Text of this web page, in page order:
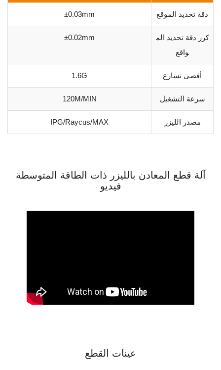
دقة تحديد الموقع ±0.03mm
كرر دقة تحديد الم
واقع
±0.02mm
أقصى تسارع 1.6G
سرعة التشغيل 120M/MIN
مصدر الليزر IPG/Raycus/MAX
آلة قطع المعادن بالليزر ذات الطاقة المتوسطة
فيديو
عينات القطع